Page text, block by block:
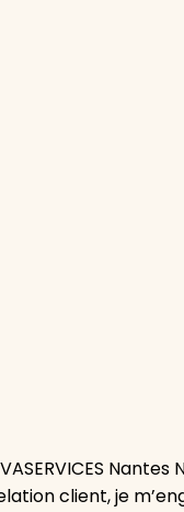
Nantes
client, je